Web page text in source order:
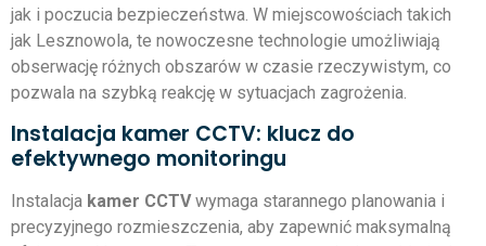
jak i poczucia bezpieczeństwa. W miejscowościach takich
jak Lesznowola, te nowoczesne technologie umożliwiają
obserwację różnych obszarów w czasie rzeczywistym, co
pozwala na szybką reakcję w sytuacjach zagrożenia.
Instalacja kamer CCTV: klucz do
efektywnego monitoringu
Instalacja kamer CCTVwymaga starannego planowania i
precyzyjnego rozmieszczenia, aby zapewnić maksymalną